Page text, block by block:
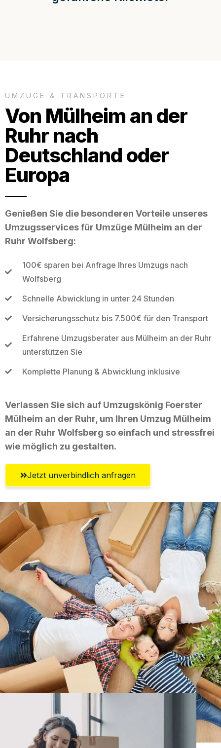
UMZÜGE & TRANSPORTE
Von Mülheim an der
Ruhr nach
Deutschland oder
Europa
Genießen Sie die besonderen Vorteile unseres
Umzugsservices für Umzüge Mülheim an der
Ruhr Wolfsberg:
100€ sparen bei Anfrage Ihres Umzugs nach
Wolfsberg
Schnelle Abwicklung in unter 24 Stunden
Versicherungsschutz bis 7.500€ für den Transport
Erfahrene Umzugsberater aus Mülheim an der Ruhr
unterstützen Sie
Komplette Planung & Abwicklung inklusive
Verlassen Sie sich auf Umzugskönig Foerster
Mülheim an der Ruhr, um Ihren Umzug Mülheim
an der Ruhr Wolfsberg so einfach und stressfrei
wie möglich zu gestalten.
Jetzt unverbindlich anfragen